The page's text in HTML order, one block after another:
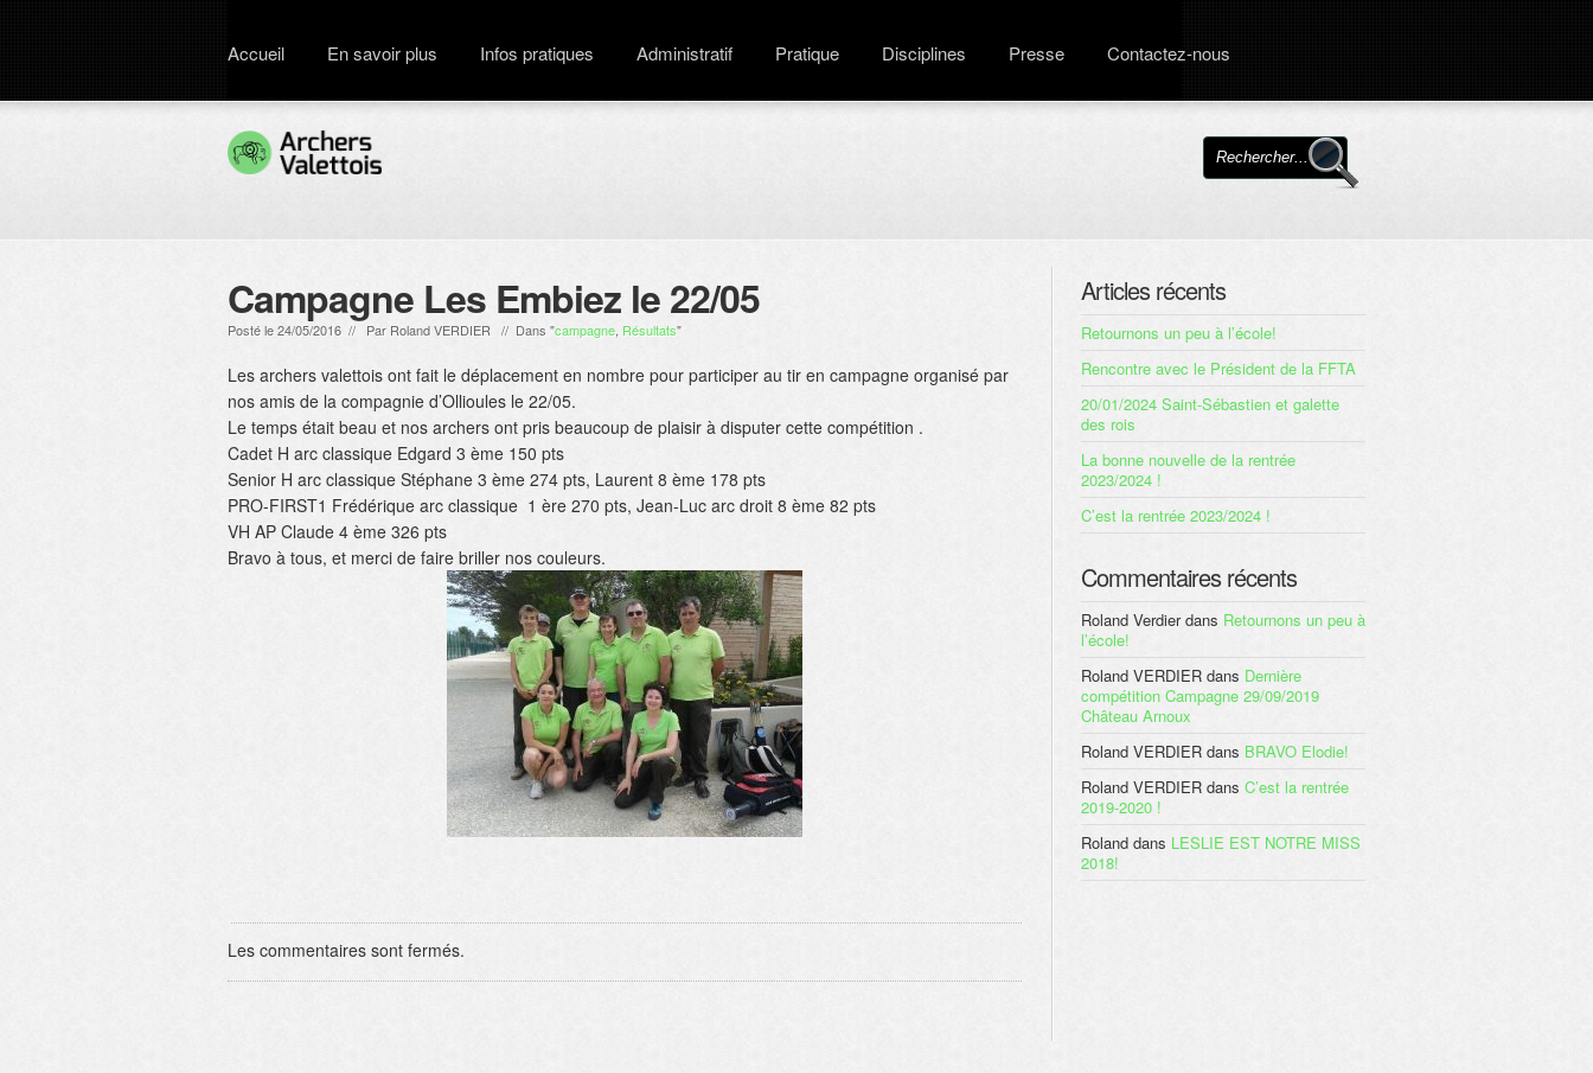
Accueil En savoir plus Infos pratiques Administratif Pratique Disciplines Presse Contactez-nous
Campagne Les Embiez le 22/05
Posté le 24/05/2016 // Par Roland VERDIER // Dans "campagne Résultats"
Les archers valettois ont fait le déplacement en nombre pour participer au tir en campagne organisé par
nos amis de la compagnie d’Ollioules le 22/05.
Le temps était beau et nos archers ont pris beaucoup de plaisir à disputer cette compétition .
Cadet H arc classique Edgard 3 ème 150 pts
Senior H arc classique Stéphane 3 ème 274 pts, Laurent 8 ème 178 pts
PRO-FIRST1 Frédérique arc classique 1 ère 270 pts, Jean-Luc arc droit 8 ème 82 pts
VH AP Claude 4 ème 326 pts
Bravo à tous, et merci de faire briller nos couleurs.
Les commentaires sont fermés.
Articles récents
Retournons un peu à l’école!
Rencontre avec le Président de la FFTA
20/01/2024 Saint-Sébastien et galette
des rois
La bonne nouvelle de la rentrée
2023/2024 !
C’est la rentrée 2023/2024 !
Commentaires récents
Roland Verdierdans Retournons un peu à
l’école!
Roland VERDIER dans Dernière
compétition Campagne 29/09/2019
Château Arnoux
Roland VERDIER dans BRAVO Elodie!
Roland VERDIER dans C’est la rentrée
2019-2020 !
Roland dans LESLIE EST NOTRE MISS
2018!